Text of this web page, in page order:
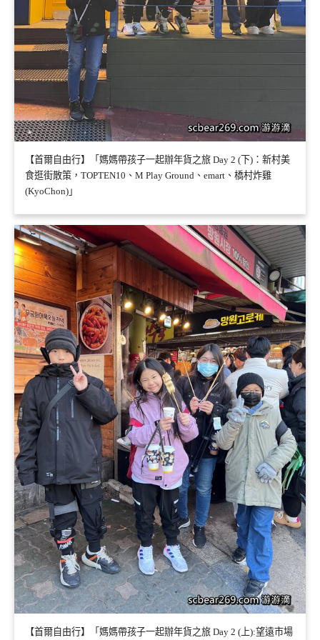
【首爾自由行】「媽媽帶孩子一起辦年貨之旅 Day 2 (下)：新村美
食逛街散策，TOPTEN10、M Play Ground、emart、橋村炸雞
(KyoChon)」
【首爾自由行】「媽媽帶孩子一起辦年貨之旅 Day 2 (上):望遠市場